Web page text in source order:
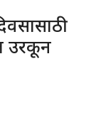
उरकून